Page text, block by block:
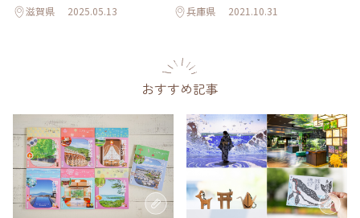
滋賀県 2025.05.13 兵庫県 2021.10.31
おすすめ記事